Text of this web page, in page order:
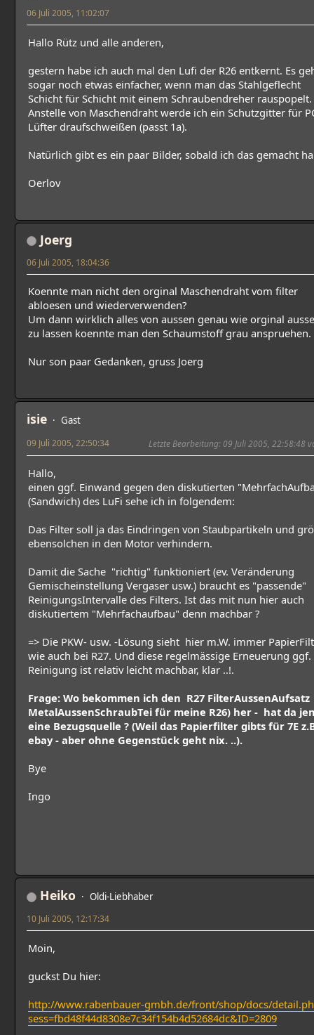
06 Juli 2005, 11:02:07
Hallo Rütz und alle anderen,
gestern habe ich auch mal den Lufi der R26 entkernt. Es
sogar noch etwas einfacher, wenn man das Stahlgeflecht
Schicht für Schicht mit einem Schraubendreher rauspopelt.
Anstelle von Maschendraht werde ich ein Schutzgitter für
Lüfter draufschweißen (passt 1a).
Natürlich gibt es ein paar Bilder, sobald ich das gemacht
Oerlov
Joerg
06 Juli 2005, 18:04:36
Koennte man nicht den orginal Maschendraht vom filter
abloesen und wiederverwenden?
Um dann wirklich alles von aussen genau wie orginal
zu lassen koennte man den Schaumstoff grau anspruehen.
Nur son paar Gedanken, gruss Joerg
isie Gast
09 Juli 2005, 22:50:34 Letzte Bearbeitung: 09 Juli 2005, 22:58:48
Hallo,
einen ggf. Einwand gegen den diskutierten
(Sandwich) des LuFi sehe ich in folgendem:
Das Filter soll ja das Eindringen von Staubpartikeln und
ebensolchen in den Motor verhindern.
Damit die Sache "richtig" funktioniert (ev. Veränderung
Gemischeinstellung Vergaser usw.) braucht es "passende"
ReinigungsIntervalle des Filters. Ist das mit nun hier auch
diskutiertem "Mehrfachaufbau" denn machbar ?
=> Die PKW- usw. -Lösung sieht hier m.W. immer
wie auch bei R27. Und diese regelmässige Erneuerung
Reinigung ist relativ leicht machbar, klar ..!.
Frage: Wo bekommen ich den R27 FilterAussenAufsatz
MetalAussenSchraubTei für meine R26) her - hat da
eine Bezugsquelle ? (Weil das Papierfilter gibts für 7E
ebay - aber ohne Gegenstück geht nix. ..).
Bye
Ingo
Heiko Oldi-Liebhaber
10 Juli 2005, 12:17:34
Moin,
guckst Du hier:
http://www.rabenbauer-gmbh.de/front/shop/docs/
sess=fbd48f44d8308e7c34f154b4d52684dc&ID=2809